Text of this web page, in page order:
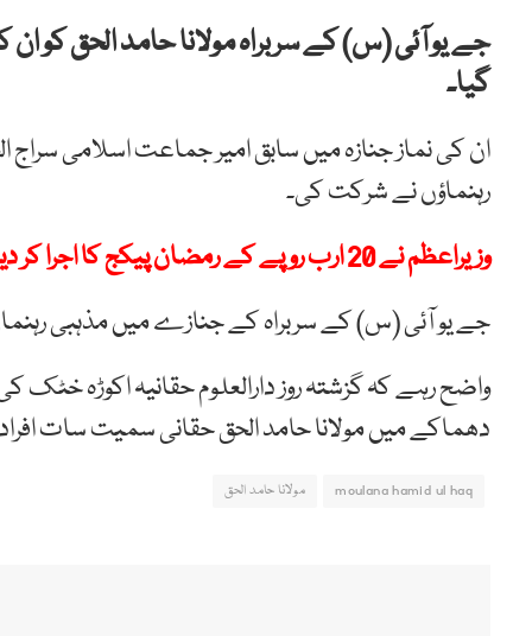
جے یو آئی (س) کے سربراہ مولانا حامد الحق کو
گیا۔
ان کی نماز جنازہ میں سابق امیر جماعت اسلامی سراج
رہنماؤں نے شرکت کی۔
وزیراعظم نے 20 ارب روپے کے رمضان پیکج کا اجرا کر دیا
جے یو آئی (س) کے سربراہ کے جنازے میں مذہبی
واضح رہے کہ گزشتہ روز دارالعلوم حقانیہ اکوڑہ
دھماکے میں مولانا حامد الحق حقانی سمیت سات
moulana hamid ul haq مولانا حامد الحق